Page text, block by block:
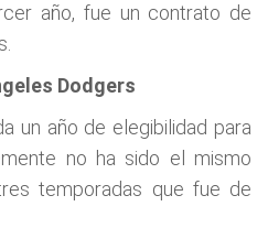
año, fue un contrato de
Dodgers
un año de elegibilidad para
no ha sido el mismo
temporadas que fue de